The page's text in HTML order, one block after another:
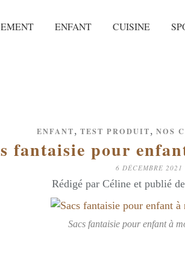
ENFANT CUISINE
ENFANT, TEST PRODUIT, NOS
fantaisie pour
6 DÉCEMBRE 2021
Rédigé par Céline et publié
Sacs fantaisie pour enfant à